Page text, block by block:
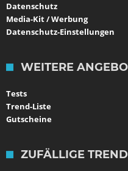
Datenschutz
Media-Kit / Werbung
Datenschutz-Einstellungen
WEITERE
Tests
Trend-Liste
Gutscheine
ZUFÄLLIGE